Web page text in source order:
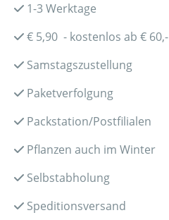
1-3 Werktage
€ 5,90 - kostenlos ab € 60,-
Samstagszustellung
Paketverfolgung
Packstation/Postfilialen
Pflanzen auch im Winter
Selbstabholung
Speditionsversand